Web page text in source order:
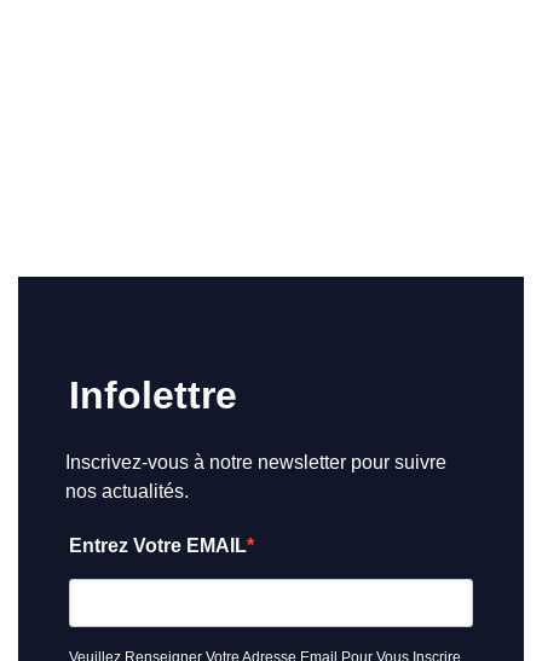
Infolettre
Inscrivez-vous à notre newsletter pour suivre
nos actualités.
Entrez Votre EMAIL